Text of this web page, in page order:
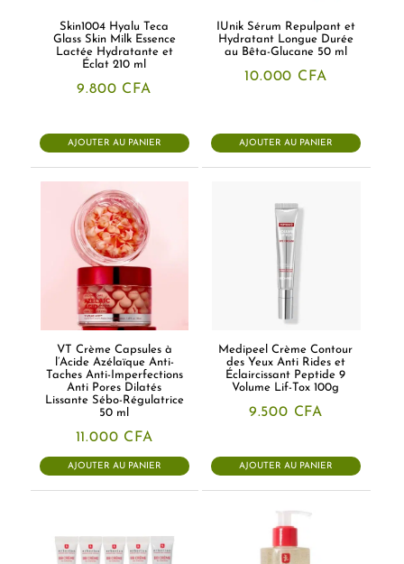
Skin1004 Hyalu Teca
Glass Skin Milk Essence
Lactée Hydratante et
Éclat 210 ml
9.800 CFA
AJOUTER AU PANIER
IUnik Sérum Repulpant et
Hydratant Longue Durée
au Bêta-Glucane 50 ml
10.000 CFA
AJOUTER AU PANIER
VT Crème Capsules à
l’Acide Azélaïque Anti-
Taches Anti-Imperfections
Anti Pores Dilatés
Lissante Sébo-Régulatrice
50 ml
11.000 CFA
AJOUTER AU PANIER
Medipeel Crème Contour
des Yeux Anti Rides et
Éclaircissant Peptide 9
Volume Lif-Tox 100g
9.500 CFA
AJOUTER AU PANIER